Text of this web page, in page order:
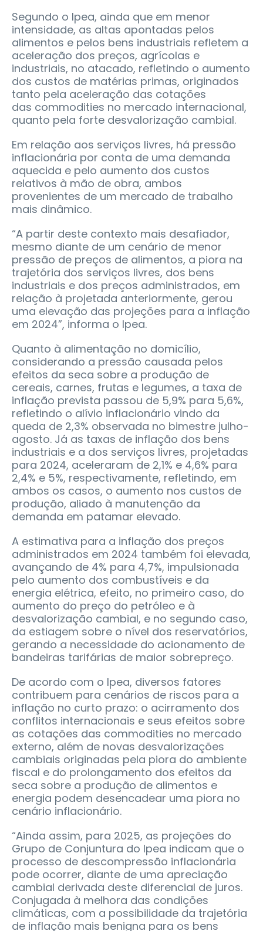
Segundo o Ipea, ainda que em menor
intensidade, as altas apontadas pelos
alimentos e pelos bens industriais refletem a
aceleração dos preços, agrícolas e
industriais, no atacado, refletindo o aumento
dos custos de matérias primas, originados
tanto pela aceleração das cotações
das commodities no mercado internacional,
quanto pela forte desvalorização cambial.
Em relação aos serviços livres, há pressão
inflacionária por conta de uma demanda
aquecida e pelo aumento dos custos
relativos à mão de obra, ambos
provenientes de um mercado de trabalho
mais dinâmico.
“A partir deste contexto mais desafiador,
mesmo diante de um cenário de menor
pressão de preços de alimentos, a piora na
trajetória dos serviços livres, dos bens
industriais e dos preços administrados, em
relação à projetada anteriormente, gerou
uma elevação das projeções para a inflação
em 2024”, informa o Ipea.
Quanto à alimentação no domicílio,
considerando a pressão causada pelos
efeitos da seca sobre a produção de
cereais, carnes, frutas e legumes, a taxa de
inflação prevista passou de 5,9% para 5,6%,
refletindo o alívio inflacionário vindo da
queda de 2,3% observada no bimestre julho-
agosto. Já as taxas de inflação dos bens
industriais e a dos serviços livres, projetadas
para 2024, aceleraram de 2,1% e 4,6% para
2,4% e 5%, respectivamente, refletindo, em
ambos os casos, o aumento nos custos de
produção, aliado à manutenção da
demanda em patamar elevado.
A estimativa para a inflação dos preços
administrados em 2024 também foi elevada,
avançando de 4% para 4,7%, impulsionada
pelo aumento dos combustíveis e da
energia elétrica, efeito, no primeiro caso, do
aumento do preço do petróleo e à
desvalorização cambial, e no segundo caso,
da estiagem sobre o nível dos reservatórios,
gerando a necessidade do acionamento de
bandeiras tarifárias de maior sobrepreço.
De acordo com o Ipea, diversos fatores
contribuem para cenários de riscos para a
inflação no curto prazo: o acirramento dos
conflitos internacionais e seus efeitos sobre
as cotações das commodities no mercado
externo, além de novas desvalorizações
cambiais originadas pela piora do ambiente
fiscal e do prolongamento dos efeitos da
seca sobre a produção de alimentos e
energia podem desencadear uma piora no
cenário inflacionário.
“Ainda assim, para 2025, as projeções do
Grupo de Conjuntura do Ipea indicam que o
processo de descompressão inflacionária
pode ocorrer, diante de uma apreciação
cambial derivada deste diferencial de juros.
Conjugada à melhora das condições
climáticas, com a possibilidade da trajetória
de inflação mais benigna para os bens